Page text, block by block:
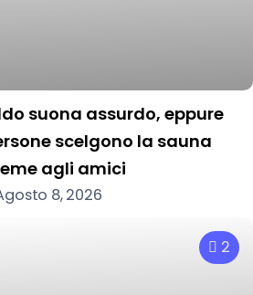
suona assurdo, eppure
scelgono la sauna
agli amici
8, 2026
2